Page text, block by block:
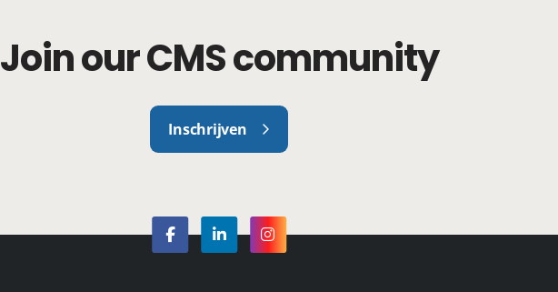
Join our CMS community
Inschrijven